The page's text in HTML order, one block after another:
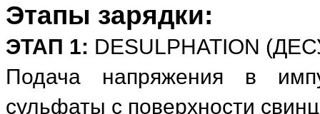
Этапы зарядки:
ЭТАП 1: DESULPHATION
Подача напряжения в
сульфаты с поверхности